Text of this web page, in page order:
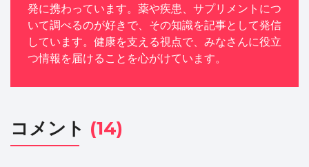
発に携わっています。薬や疾患、サプリメントにつ
いて調べるのが好きで、その知識を記事として発信
しています。健康を支える視点で、みなさんに役立
つ情報を届けることを心がけています。
コメント (14)